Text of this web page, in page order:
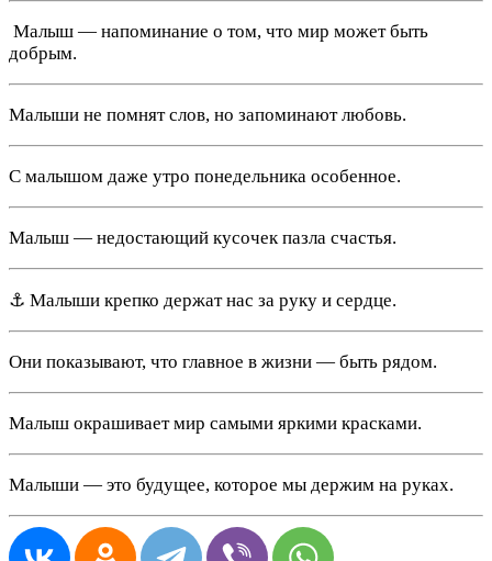
️ Малыш — напоминание о том, что мир может быть
добрым.
Малыши не помнят слов, но запоминают любовь.
С малышом даже утро понедельника особенное.
Малыш — недостающий кусочек пазла счастья.
⚓ Малыши крепко держат нас за руку и сердце.
Они показывают, что главное в жизни — быть рядом.
Малыш окрашивает мир самыми яркими красками.
Малыши — это будущее, которое мы держим на руках.